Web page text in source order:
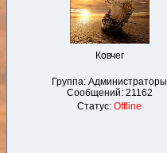
Ковчег
Группа: Администраторы
Сообщений: 21162
Статус: Offline